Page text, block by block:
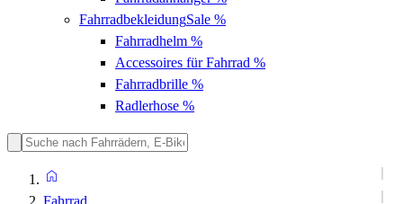
FahrradbekleidungSale %
Fahrradhelm %
Accessoires für Fahrrad %
Fahrradbrille %
Radlerhose %
Fahrrad